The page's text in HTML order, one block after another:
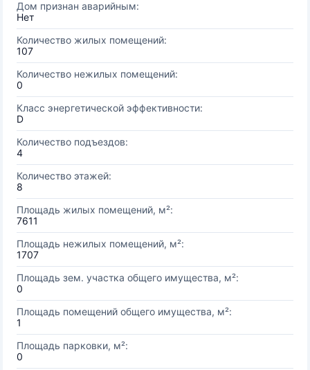
Дом признан аварийным:
Нет
Количество жилых помещений:
107
Количество нежилых помещений:
0
Класс энергетической эффективности:
D
Количество подъездов:
4
Количество этажей:
8
Площадь жилых помещений, м²:
7611
Площадь нежилых помещений, м²:
1707
Площадь зем. участка общего имущества, м²:
0
Площадь помещений общего имущества, м²:
1
Площадь парковки, м²:
0